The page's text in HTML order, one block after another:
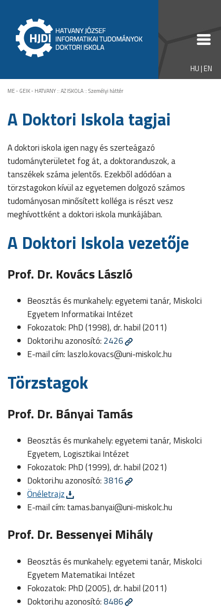
HU|EN
ME - GEIK - HATVANY::AZ ISKOLA::Személyi háttér
A Doktori Iskola tagjai
A doktori iskola igen nagy és szerteágazó
tudományterületet fog át, a doktoranduszok, a
tanszékek száma jelentős. Ezekből adódóan a
törzstagokon kívül az egyetemen dolgozó számos
tudományosan minősített kolléga is részt vesz
meghívottként a doktori iskola munkájában.
A Doktori Iskola vezetője
Prof. Dr. Kovács László
Beosztás és munkahely: egyetemi tanár, Miskolci
Egyetem Informatikai Intézet
Fokozatok: PhD (1998), dr. habil (2011)
Doktori.hu azonosító: 2426
E-mail cím: laszlo.kovacs@uni-miskolc.hu
Törzstagok
Prof. Dr. Bányai Tamás
Beosztás és munkahely: egyetemi tanár, Miskolci
Egyetem, Logisztikai Intézet
Fokozatok: PhD (1999), dr. habil (2021)
Doktori.hu azonosító: 3816
Önéletrajz
E-mail cím: tamas.banyai@uni-miskolc.hu
Prof. Dr. Bessenyei Mihály
Beosztás és munkahely: egyetemi tanár, Miskolci
Egyetem Matematikai Intézet
Fokozatok: PhD (2005), dr. habil (2011)
Doktori.hu azonosító:8486